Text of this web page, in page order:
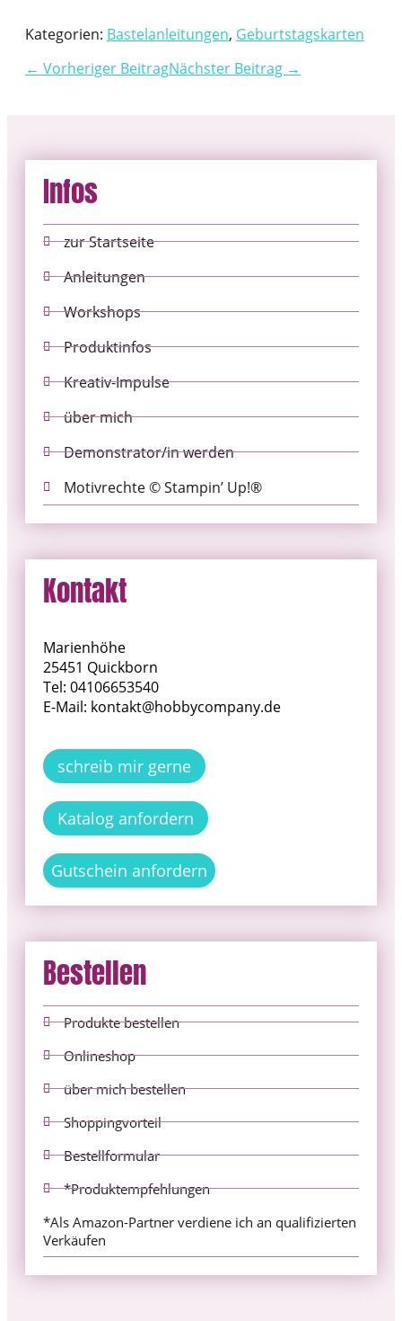
Kategorien: Bastelanleitungen, Geburtstagskarten
← Vorheriger BeitragNächster Beitrag →
Infos
zur Startseite
Anleitungen
Workshops
Produktinfos
Kreativ-Impulse
über mich
Demonstrator/in werden
Motivrechte © Stampin’ Up!®
Kontakt
Marienhöhe
25451 Quickborn
Tel: 04106653540
E-Mail: kontakt@hobbycompany.de
schreib mir gerne
Katalog anfordern
Gutschein anfordern
Bestellen
Produkte bestellen
Onlineshop
über mich bestellen
Shoppingvorteil
Bestellformular
*Produktempfehlungen
*Als Amazon-Partner verdiene ich an qualifizierten
Verkäufen